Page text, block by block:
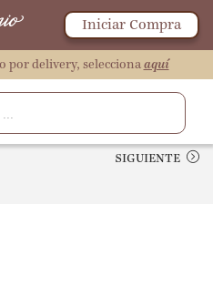
Iniciar Compra
por delivery, selecciona aquí
SIGUIENTE